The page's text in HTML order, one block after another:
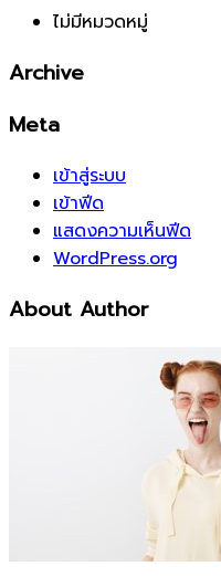
ไม่มีหมวดหมู่
Archive
Meta
เข้าสู่ระบบ
เข้าฟีด
แสดงความเห็นฟีด
WordPress.org
About Author